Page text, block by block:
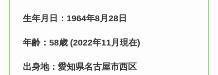
生年月日：1964年8月28日
年齢：58歳 (2022年11月現在)
出身地：愛知県名古屋市西区